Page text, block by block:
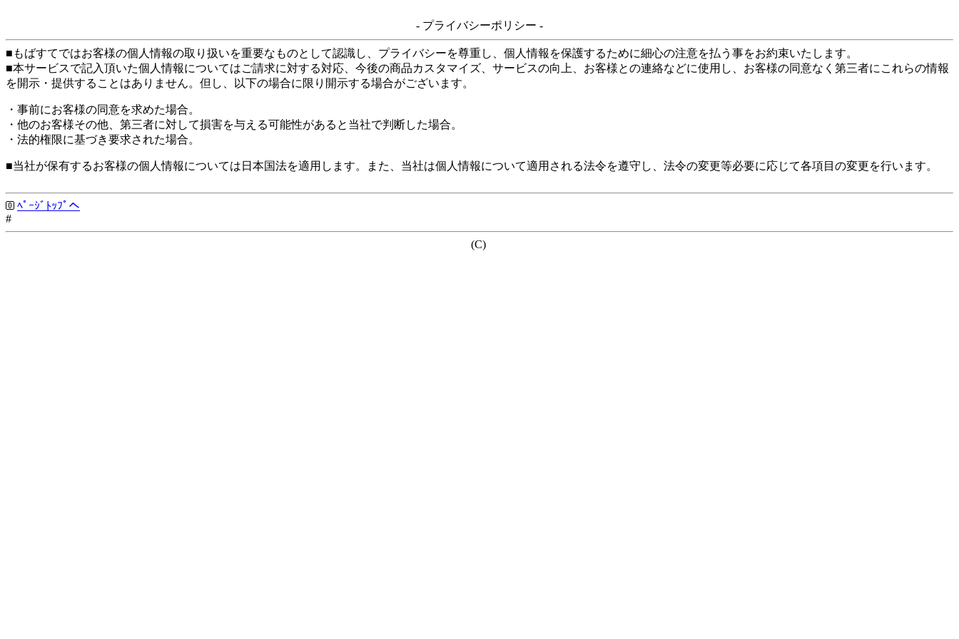
- プライバシーポリシー -
■もばすてではお客様の個人情報の取り扱いを重要なものとして認識し、プライバシーを尊重し、個人情報を保護するために細心の注意を払う事をお約束いたします。
■本サービスで記入頂いた個人情報についてはご請求に対する対応、今後の商品カスタマイズ、サービスの向上、お客様との連絡などに使用し、お客様の同意なく第三者にこれらの情報
を開示・提供することはありません。但し、以下の場合に限り開示する場合がございます。
・事前にお客様の同意を求めた場合。
・他のお客様その他、第三者に対して損害を与える可能性があると当社で判断した場合。
・法的権限に基づき要求された場合。
■当社が保有するお客様の個人情報については日本国法を適用します。また、当社は個人情報について適用される法令を遵守し、法令の変更等必要に応じて各項目の変更を行います。
ﾍﾟｰｼﾞﾄｯﾌﾟへ
#
(C)